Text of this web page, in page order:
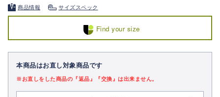
商品情報 サイズスペック
Find your size
本商品はお直し対象商品です
※お直しをした商品の『返品』『交換』は出来ません。